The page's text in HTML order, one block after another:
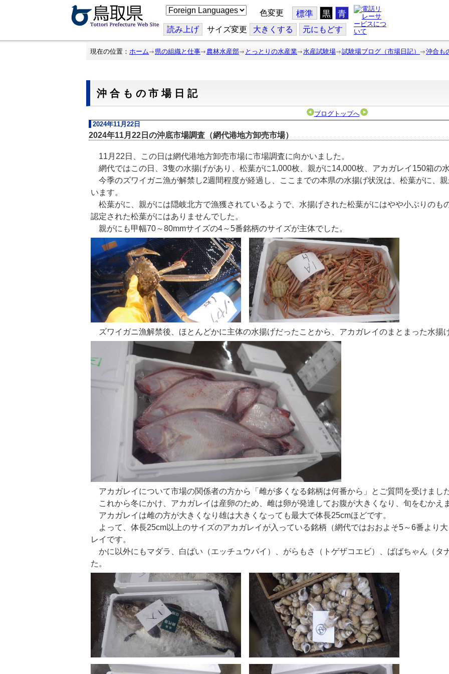
こ
の
ジ
を
翻
色変更 標準 黒 青
読み上げ サイズ変更 大きくする 元にもどす
現在の位置： ホーム 県の組織と仕事 農林水産部 とっとりの水産業 水産試験場 試験場ブログ（市場日記） 沖合も
沖合もの市場日記
ブログトップへ
2024年11月22日
2024年11月22日の沖底市場調査（網代港地方卸売市場）
11月22日、この日は網代港地方卸売市場に市場調査に向かいました。
網代ではこの日、3隻の水揚げがあり、松葉がに1,000枚、親がに14,000枚、アカガレイ150箱の水
今季のズワイガニ漁が解禁し2週間程度が経過し、ここまでの本県の水揚げ状況は、松葉がに、
います。
松葉がに、親がには隠岐北方で漁獲されているようで、水揚げされた松葉がにはやや小ぶりのも
認定された松葉がにはありませんでした。
親がにも甲幅70～80mmサイズの4～5番銘柄のサイズが主体でした。
ズワイガニ漁解禁後、ほとんどかに主体の水揚げだったことから、アカガレイのまとまった水揚
アカガレイについて市場の関係者の方から「雌が多くなる銘柄は何番から」とご質問を受けました
これから冬にかけ、アカガレイは産卵のため、雌は卵が発達してお腹が大きくなり、旬をむかえま
アカガレイは雌の方が大きくなり雄は大きくなっても最大で体長25cmほどです。
よって、体長25cm以上のサイズのアカガレイが入っている銘柄（網代ではおおよそ5～6番より
レイです。
かに以外にもマダラ、白ばい（エッチュウバイ）、がらもさ（トゲザコエビ）、ばばちゃん（タ
た。